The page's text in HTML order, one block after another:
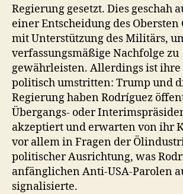
Regierung gesetzt. Dies geschah
einer Entscheidung des Obersten
mit Unterstützung des Militärs,
verfassungsmäßige Nachfolge zu
gewährleisten. Allerdings ist ihre
politisch umstritten: Trump und
Regierung haben Rodríguez
Übergangs- oder
akzeptiert und erwarten von ihr
vor allem in Fragen der
politischer Ausrichtung, was
anfänglichen Anti-USA-Parolen
signalisierte.